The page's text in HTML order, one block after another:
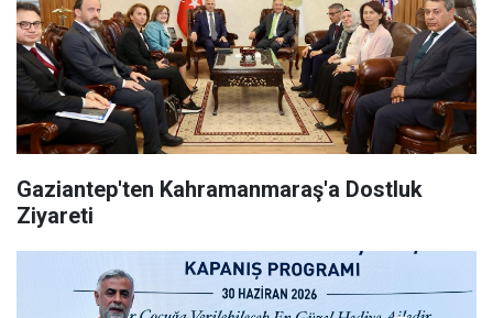
Gaziantep'ten Kahramanmaraş'a Dostluk
Ziyareti